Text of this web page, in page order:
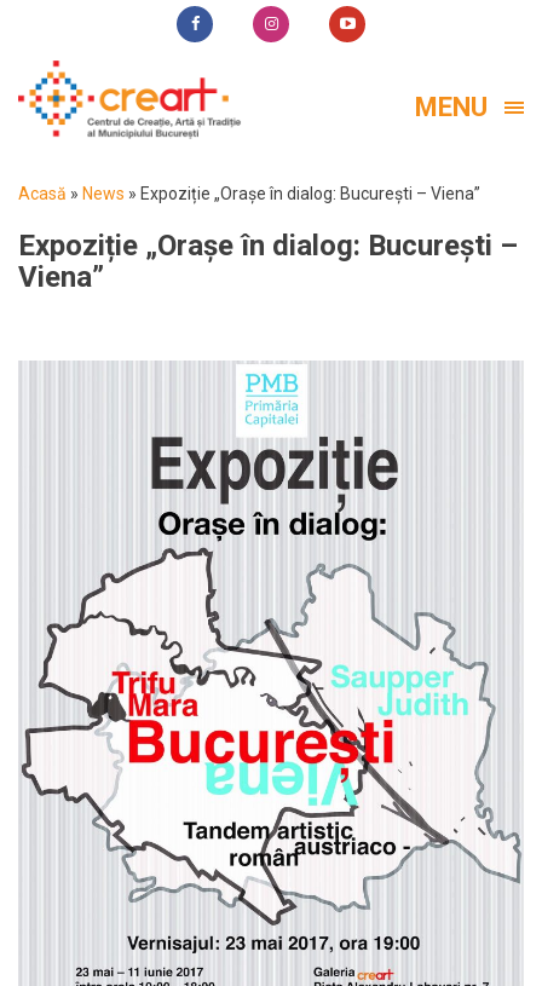
MENU
Acasă » News » Expoziție „Orașe în dialog: București – Viena”
Expoziție „Orașe în dialog: București –
Viena”